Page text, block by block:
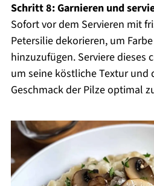
Schritt 8: Garnieren und
Sofort vor dem Servieren mit
Petersilie dekorieren, um
hinzuzufügen. Serviere dieses
um seine köstliche Textur und
Geschmack der Pilze optimal